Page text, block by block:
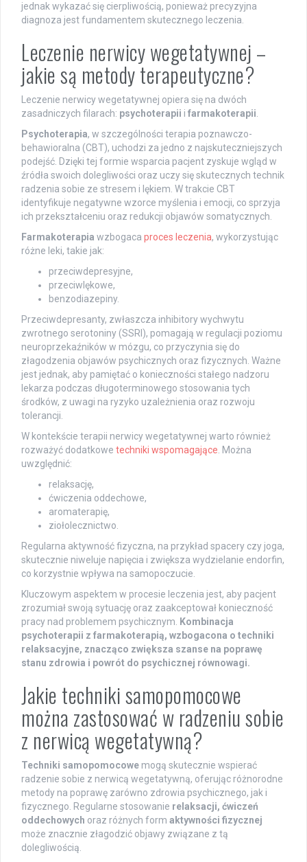
jednak wykazać się cierpliwością, ponieważ precyzyjna
diagnoza jest fundamentem skutecznego leczenia.
Leczenie nerwicy wegetatywnej –
jakie są metody terapeutyczne?
Leczenie nerwicy wegetatywnej opiera się na dwóch
zasadniczych filarach: psychoterapii i farmakoterapii
Psychoterapia, w szczególności terapia poznawczo-
behawioralna (CBT), uchodzi za jedno z najskuteczniejszych
podejść. Dzięki tej formie wsparcia pacjent zyskuje wgląd w
źródła swoich dolegliwości oraz uczy się skutecznych technik
radzenia sobie ze stresem i lękiem. W trakcie CBT
identyfikuje negatywne wzorce myślenia i emocji, co sprzyja
ich przekształceniu oraz redukcji objawów somatycznych.
Farmakoterapia wzbogaca proces leczenia, wykorzystując
różne leki, takie jak:
przeciwdepresyjne,
przeciwlękowe,
benzodiazepiny.
Przeciwdepresanty, zwłaszcza inhibitory wychwytu
zwrotnego serotoniny (SSRI), pomagają w regulacji poziomu
neuroprzekaźników w mózgu, co przyczynia się do
złagodzenia objawów psychicznych oraz fizycznych. Ważne
jest jednak, aby pamiętać o konieczności stałego nadzoru
lekarza podczas długoterminowego stosowania tych
środków, z uwagi na ryzyko uzależnienia oraz rozwoju
tolerancji.
W kontekście terapii nerwicy wegetatywnej warto również
rozważyć dodatkowe techniki wspomagające . Można
uwzględnić:
relaksację,
ćwiczenia oddechowe,
aromaterapię,
ziołolecznictwo.
Regularna aktywność fizyczna, na przykład spacery czy joga,
skutecznie niweluje napięcia i zwiększa wydzielanie endorfin,
co korzystnie wpływa na samopoczucie.
Kluczowym aspektem w procesie leczenia jest, aby pacjent
zrozumiał swoją sytuację oraz zaakceptował konieczność
pracy nad problemem psychicznym.
Kombinacja
psychoterapii z farmakoterapią, wzbogacona o techniki
relaksacyjne, znacząco zwiększa szanse na poprawę
stanu zdrowia i powrót do psychicznej równowagi.
Jakie techniki samopomocowe
można zastosować w radzeniu sobie
z nerwicą wegetatywną?
Techniki samopomocowe mogą skutecznie wspierać
radzenie sobie z nerwicą wegetatywną, oferując różnorodne
metody na poprawę zarówno zdrowia psychicznego, jak i
fizycznego. Regularne stosowanie relaksacji, ćwiczeń
oddechowych oraz różnych form aktywności fizycznej
może znacznie złagodzić objawy związane z tą
dolegliwością.